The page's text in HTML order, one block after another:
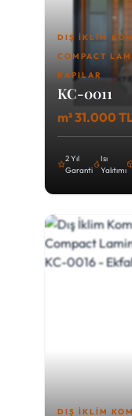
DIŞ İKLIM
COMPACT
KAPILAR
KC-0011
m² 31.000
2 Yıl
Garanti
Isı
Yalıtımı
DIŞ İKLIM